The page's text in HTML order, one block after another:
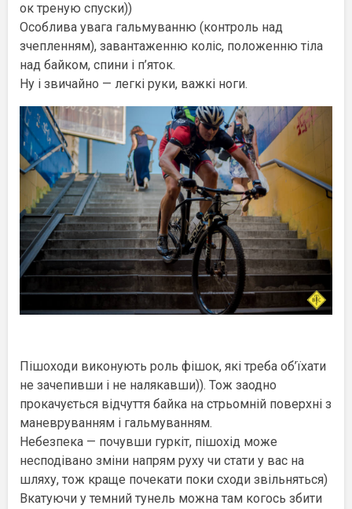
ок треную спуски))
Особлива увага гальмуванню (контроль над
зчепленням), завантаженню коліс, положенню тіла
над байком, спини і п’яток.
Ну і звичайно — легкі руки, важкі ноги.
Пішоходи виконують роль фішок, які треба об’їхати
не зачепивши і не налякавши)). Тож заодно
прокачується відчуття байка на стрьомній поверхні з
маневруванням і гальмуванням.
Небезпека — почувши гуркіт, пішохід може
несподівано зміни напрям руху чи стати у вас на
шляху, тож краще почекати поки сходи звільняться)
Вкатуючи у темний тунель можна там когось збити